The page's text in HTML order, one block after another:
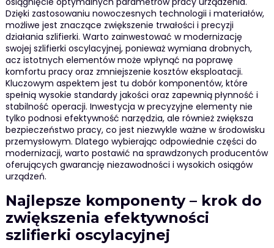
Dzięki zastosowaniu nowoczesnych technologii i materiałów,
możliwe jest znaczące zwiększenie trwałości i precyzji
działania szlifierki. Warto zainwestować w modernizację
swojej szlifierki oscylacyjnej, ponieważ wymiana drobnych,
acz istotnych elementów może wpłynąć na poprawę
komfortu pracy oraz zmniejszenie kosztów eksploatacji.
Kluczowym aspektem jest tu dobór komponentów, które
spełnią wysokie standardy jakości oraz zapewnią płynność i
stabilność operacji. Inwestycja w precyzyjne elementy nie
tylko podnosi efektywność narzędzia, ale również zwiększa
bezpieczeństwo pracy, co jest niezwykle ważne w środowisku
przemysłowym. Dlatego wybierając odpowiednie części do
modernizacji, warto postawić na sprawdzonych producentów
oferujących gwarancję niezawodności i wysokich osiągów
urządzeń.
Najlepsze komponenty – krok do
zwiększenia efektywności
szlifierki oscylacyjnej